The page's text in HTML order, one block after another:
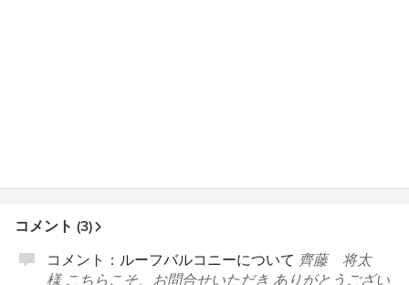
コメント (3)
コメント： ルーフバルコニーについて 齊藤 将太
様 こちらこそ、お問合せいただき ありがとうござい